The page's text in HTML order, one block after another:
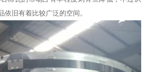
依旧有着比较广泛的空间。